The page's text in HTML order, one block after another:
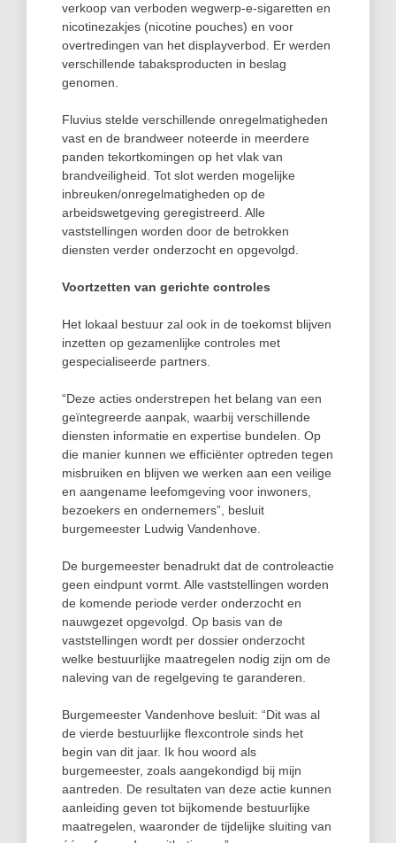
verkoop van verboden wegwerp-e-sigaretten en
nicotinezakjes (nicotine pouches) en voor
overtredingen van het displayverbod. Er werden
verschillende tabaksproducten in beslag
genomen.
Fluvius stelde verschillende onregelmatigheden
vast en de brandweer noteerde in meerdere
panden tekortkomingen op het vlak van
brandveiligheid. Tot slot werden mogelijke
inbreuken/onregelmatigheden op de
arbeidswetgeving geregistreerd. Alle
vaststellingen worden door de betrokken
diensten verder onderzocht en opgevolgd.
Voortzetten van gerichte controles
Het lokaal bestuur zal ook in de toekomst blijven
inzetten op gezamenlijke controles met
gespecialiseerde partners.
“Deze acties onderstrepen het belang van een
geïntegreerde aanpak, waarbij verschillende
diensten informatie en expertise bundelen. Op
die manier kunnen we efficiënter optreden tegen
misbruiken en blijven we werken aan een veilige
en aangename leefomgeving voor inwoners,
bezoekers en ondernemers”, besluit
burgemeester Ludwig Vandenhove.
De burgemeester benadrukt dat de controleactie
geen eindpunt vormt. Alle vaststellingen worden
de komende periode verder onderzocht en
nauwgezet opgevolgd. Op basis van de
vaststellingen wordt per dossier onderzocht
welke bestuurlijke maatregelen nodig zijn om de
naleving van de regelgeving te garanderen.
Burgemeester Vandenhove besluit: “Dit was al
de vierde bestuurlijke flexcontrole sinds het
begin van dit jaar. Ik hou woord als
burgemeester, zoals aangekondigd bij mijn
aantreden. De resultaten van deze actie kunnen
aanleiding geven tot bijkomende bestuurlijke
maatregelen, waaronder de tijdelijke sluiting van